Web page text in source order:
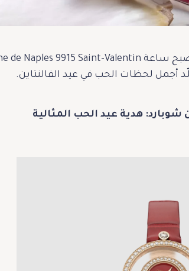
أجمل لحظات الحب في عيد الفالنتاين.